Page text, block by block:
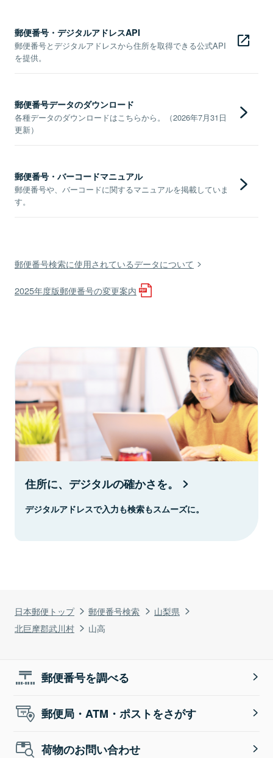
日本郵便トップ 郵便番号検索
山梨県
北巨摩郡武川村
山高
郵便番号・デジタルアドレスAPI
郵便番号とデジタルアドレスから住所を取得できる公式API
を提供。
郵便番号データのダウンロード
各種データのダウンロードはこちらから。（2026年7月31日
更新）
郵便番号・バーコードマニュアル
郵便番号や、バーコードに関するマニュアルを掲載していま
す。
郵便番号検索に使用されているデータについて
2025年度版郵便番号の変更案内
住所に、デジタルの確かさを。
デジタルアドレスで入力も検索もスムーズに。
郵便番号を調べる
郵便局・ATM・ポストをさがす
荷物のお問い合わせ